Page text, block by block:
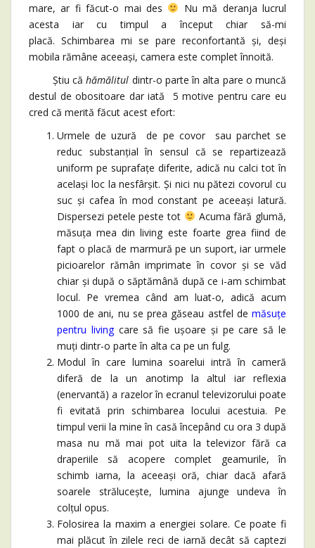
mare, ar fi făcut-o mai des
Nu mă deranja lucrul
acesta iar cu timpul a început chiar să-mi
placă. Schimbarea mi se pare reconfortantă și, deși
mobila rămâne aceeași, camera este complet înnoită.
Știu căhămălitul dintr-o parte în alta pare o muncă
destul de obositoare dar iată 5 motive pentru care eu
cred că merită făcut acest efort:
Urmele de uzură de pe covor sau parchet se
reduc substanțial în sensul că se repartizează
uniform pe suprafațe diferite, adică nu calci tot în
același loc la nesfârșit. Și nici nu pătezi covorul cu
suc și cafea în mod constant pe aceeași latură.
Dispersezi petele peste tot
Acuma fără glumă,
măsuța mea din living este foarte grea fiind de
fapt o placă de marmură pe un suport, iar urmele
picioarelor rămân imprimate în covor și se văd
chiar și după o săptămână după ce i-am schimbat
locul. Pe vremea când am luat-o, adică acum
1000 de ani, nu se prea găseau astfel de măsuțe
pentru living care să fie ușoare și pe care să le
muți dintr-o parte în alta ca pe un fulg.
Modul în care lumina soarelui intră în cameră
diferă de la un anotimp la altul iar reflexia
(enervantă) a razelor în ecranul televizorului poate
fi evitată prin schimbarea locului acestuia. Pe
timpul verii la mine în casă începând cu ora 3 după
masa nu mă mai pot uita la televizor fără ca
draperiile să acopere complet geamurile, în
schimb iarna, la aceeași oră, chiar dacă afară
soarele strălucește, lumina ajunge undeva în
colțul opus.
Folosirea la maxim a energiei solare. Ce poate fi
mai plăcut în zilele reci de iarnă decât să captezi